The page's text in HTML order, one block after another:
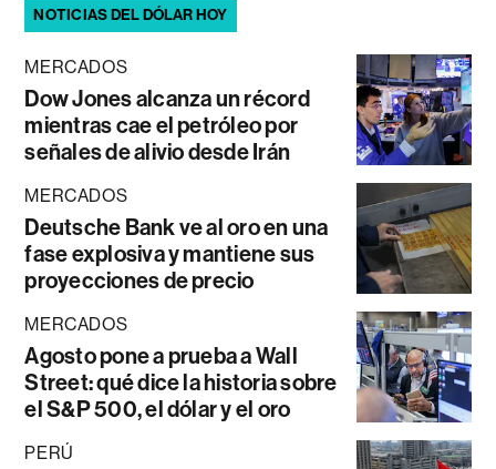
NOTICIAS DEL DÓLAR HOY
MERCADOS
Dow Jones alcanza un récord
mientras cae el petróleo por
señales de alivio desde Irán
MERCADOS
Deutsche Bank ve al oro en una
fase explosiva y mantiene sus
proyecciones de precio
MERCADOS
Agosto pone a prueba a Wall
Street: qué dice la historia sobre
el S&P 500, el dólar y el oro
PERÚ